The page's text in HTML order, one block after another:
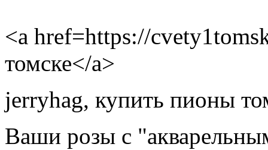
<a href=https://
томске</a>
jerryhag, купить пионы
Ваши розы с